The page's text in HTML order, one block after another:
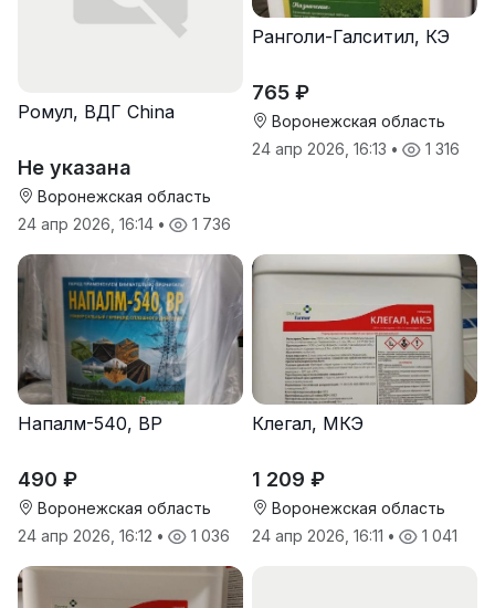
Ромул, ВДГ China
Не указана
Воронежская область
24 апр 2026, 16:14 • 1 736
Ранголи-Галситил, КЭ
765 ₽
Воронежская область
24 апр 2026, 16:13 • 1 316
Напалм-540, ВР
490 ₽
Воронежская область
24 апр 2026, 16:12 • 1 036
Клегал, МКЭ
1 209 ₽
Воронежская область
24 апр 2026, 16:11 • 1 041